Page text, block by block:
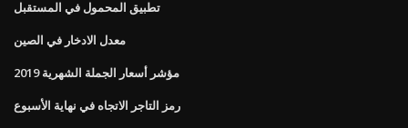
تطبيق المحمول في المستقبل
معدل الادخار في الصين
مؤشر أسعار الجملة الشهرية 2019
رمز التاجر الاتجاه في نهاية الأسبوع